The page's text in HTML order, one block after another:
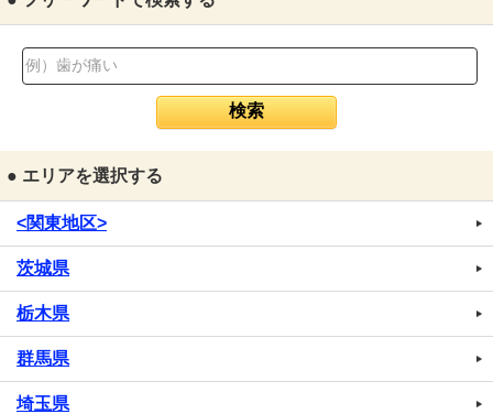
● エリアを選択する
<関東地区>
茨城県
栃木県
群馬県
埼玉県